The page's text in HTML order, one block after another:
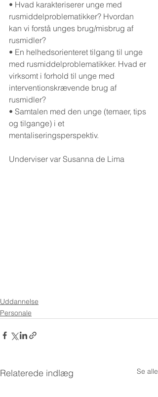
• Hvad karakteriserer unge med
rusmiddelproblematikker? Hvordan
kan vi forstå unges brug/misbrug af
rusmidler?
• En helhedsorienteret tilgang til unge
med rusmiddelproblematikker. Hvad er
virksomt i forhold til unge med
interventionskrævende brug af
rusmidler?
• Samtalen med den unge (temaer, tips
og tilgange) i et
mentaliseringsperspektiv.
Underviser var Susanna de Lima
Uddannelse
Personale
Relaterede indlæg Se alle